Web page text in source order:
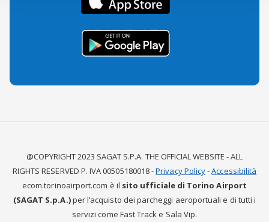
@COPYRIGHT 2023 SAGAT S.P.A. THE OFFICIAL WEBSITE - ALL
RIGHTS RESERVED P. IVA 00505180018 -Privacy Policy-Accessibilità
ecom.torinoairport.com è il sito ufficiale di Torino Airport
(SAGAT S.p.A.)per l’acquisto dei parcheggi aeroportuali e di tutti i
servizi come Fast Track e Sala Vip.